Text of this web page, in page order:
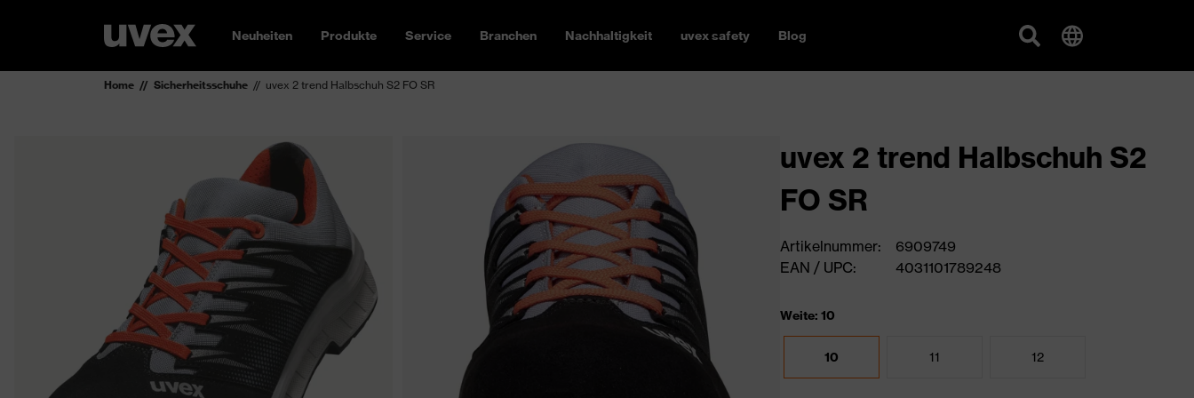
Neuheiten Produkte Service Branchen Nachhaltigkeit uvex safety Blog
Home Sicherheitsschuhe uvex 2 trend Halbschuh S2 FO SR
uvex 2 trend Halbschuh S2
FO SR
Artikelnummer:
6909749
EAN / UPC:
4031101789248
Weite: 10
10 11 12